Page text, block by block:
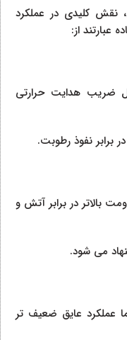
نقش کلیدی در عملکرد
عبارتند از:
ضریب هدایت حرارتی
برابر نفوذ رطوبت.
بالاتر در برابر آتش و
می‌ شود.
عملکرد عایق ضعیف‌ تر